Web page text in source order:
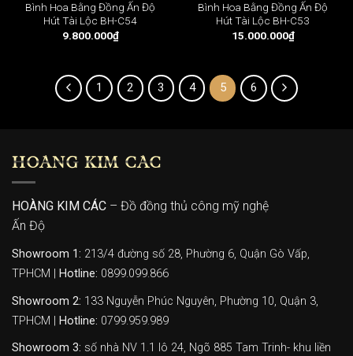
Bình Hoa Bằng Đồng Ấn Độ
Hút Tài Lộc BH-C54
9.800.000₫
Bình Hoa Bằng Đồng Ấn Độ
Hút Tài Lộc BH-C53
15.000.000₫
1 2 3 4 5 6
HOÀNG KIM CÁC
HOÀNG KIM CÁC – Đồ đồng thủ công mỹ nghệ
Ấn Độ
Showroom 1: 213/4 đường số 28, Phường 6, Quận Gò Vấp,
TPHCM |
Hotline: 0899.099.866
Showroom 2: 133 Nguyễn Phúc Nguyên, Phường 10, Quận 3,
TPHCM |
Hotline: 0799.959.989
Showroom 3: số nhà NV 1.1 lô 24, Ngõ 885 Tam Trinh- khu liền